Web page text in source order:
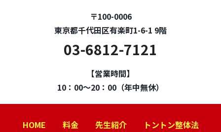
〒100-0006
東京都千代田区有楽町1-6-1 9階
03-6812-7121
【営業時間】
10：00～20：00（年中無休）
HOME 料金 先生紹介
トントン整体法